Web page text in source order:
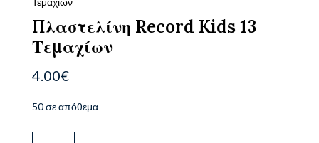
Πλαστελίνη Record Kids 13
Τεμαχίων
4.00€
50 σε απόθεμα